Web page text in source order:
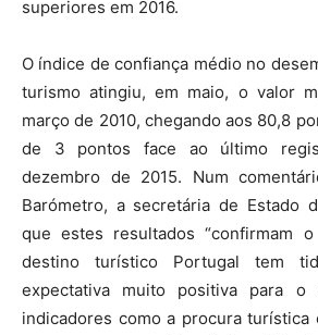
superiores em 2016.
O índice de confiança médio no
turismo atingiu, em maio, o valor
março de 2010, chegando aos 80,8
de 3 pontos face ao último
dezembro de 2015. Num
Barómetro, a secretária de Estado
que estes resultados “confirmam
destino turístico Portugal tem
expectativa muito positiva para o
indicadores como a procura turística